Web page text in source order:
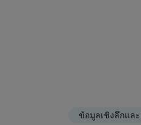
ข้อมูลเชิงลึกแล